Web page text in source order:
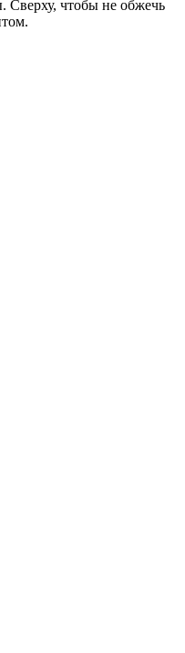
Сверху, чтобы не обжечь